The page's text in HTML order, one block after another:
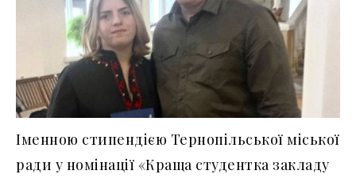
Іменною стипендією Тернопільської міської
ради у номінації «Краща студентка закладу